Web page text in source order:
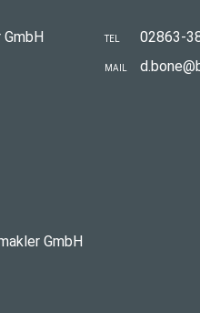
TEL 02863-
MAIL
GmbH